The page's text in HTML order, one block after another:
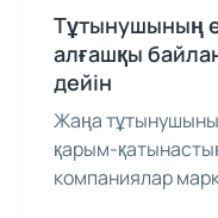
Тұтынушының
алғашқы
дейін
Жаңа тұтынушыны
қарым-